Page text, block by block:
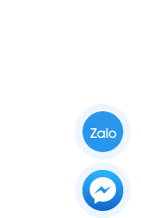
Zalo